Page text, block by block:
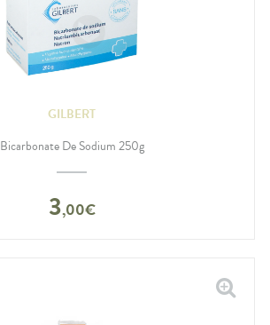
GILBERT
Bicarbonate De Sodium 250g
3,00€